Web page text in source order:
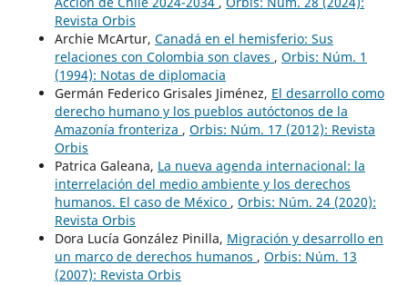
Revista Orbis
Archie McArtur, Canadá en el hemisferio: Sus
relaciones con Colombia son claves , Orbis: Núm. 1
(1994): Notas de diplomacia
Germán Federico Grisales Jiménez, El desarrollo como
derecho humano y los pueblos autóctonos de la
Amazonía fronteriza , Orbis: Núm. 17 (2012): Revista
Orbis
Patrica Galeana, La nueva agenda internacional: la
interrelación del medio ambiente y los derechos
humanos. El caso de México , Orbis: Núm. 24 (2020):
Revista Orbis
Dora Lucía González Pinilla, Migración y desarrollo en
un marco de derechos humanos , Orbis: Núm. 13
(2007): Revista Orbis